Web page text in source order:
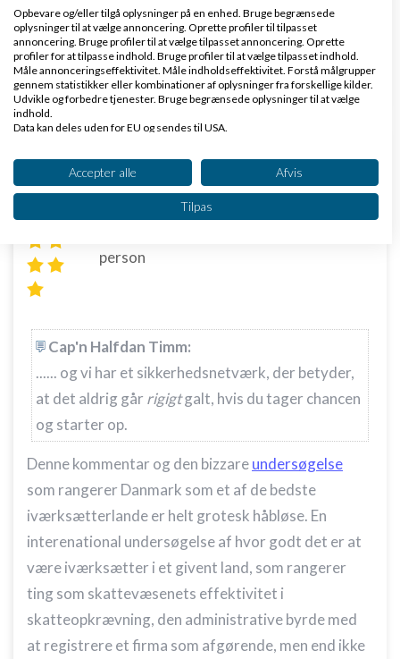
rædsler!
Svar
Solbriller fra alle de kendte mærker. Gucci, Lacoste, Tom Ford mm
11-12-2014
person
Cap'n Halfdan Timm:
...... og vi har et sikkerhedsnetværk, der betyder,
at det aldrig går rigigtgalt, hvis du tager chancen
og starter op.
Denne kommentar og den bizzareundersøgelse
som rangerer Danmark som et af de bedste
iværksætterlande er helt grotesk håbløse. En
interenational undersøgelse af hvor godt det er at
være iværksætter i et givent land, som rangerer
ting som skattevæsenets effektivitet i
skatteopkrævning, den administrative byrde med
at registrere et firma som afgørende, men end ikke
Opbevare og/eller tilgå oplysninger på en enhed. Bruge begrænsede
oplysninger til at vælge annoncering. Oprette profiler til tilpasset
annoncering. Bruge profiler til at vælge tilpasset annoncering. Oprette
profiler for at tilpasse indhold. Bruge profiler til at vælge tilpasset indhold.
Måle annonceringseffektivitet. Måle indholdseffektivitet. Forstå målgrupper
gennem statistikker eller kombinationer af oplysninger fra forskellige kilder.
Udvikle og forbedre tjenester. Bruge begrænsede oplysninger til at vælge
indhold.
Data kan deles uden for EU og sendes til USA.
Se partnerliste (2 IAB-leverandører)
Vi bruger dine data til følgende formål:
IAB's behandlingsformål:
Opbevare og/eller tilgå oplysninger på en
enhed
Bruge begrænsede oplysninger til at vælge
Oprette profiler til tilpasset annoncering
Bruge profiler til at vælge tilpasset
annoncering
Oprette profiler for at tilpasse indhold
Bruge profiler til at vælge tilpasset indhold
Måle annonceringseffektivitet
Måle indholdseffektivitet
kombinationer af oplysninger fra forskellige
kilder
Udvikle og forbedre tjenester
Accepter alle Afvis
Tilpas